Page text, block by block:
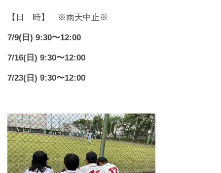
【日 時】 ※雨天中止※
7/9(日) 9:30〜12:00
7/16(日) 9:30〜12:00
7/23(日) 9:30〜12:00